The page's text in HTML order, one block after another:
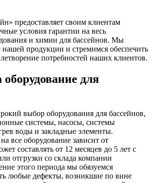
предоставляет своим клиентам
условия гарантии на весь
и химии для бассейнов. Мы
нашей продукции и стремимся обеспечить
потребностей наших клиентов.
для
выбор оборудования для бассейнов,
системы, насосы, системы
воды и закладные элементы.
все оборудование зависит от
составлять от 12 месяцев до 5 лет с
отгрузки со склада компании
этого периода мы обязуемся
любые дефекты, возникшие по вине